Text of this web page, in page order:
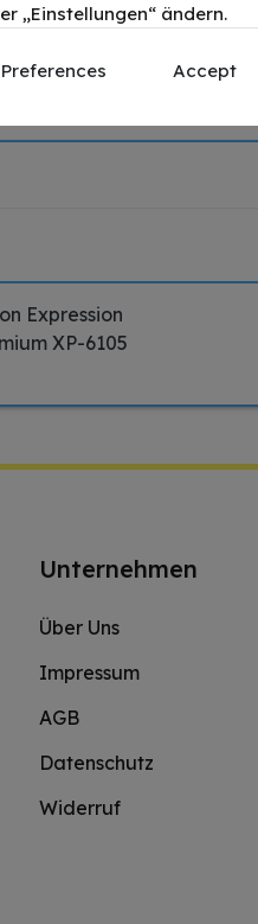
Druckleistung: 300 18,38
Druckleistung: 300 19,62
Expression
XP-6105
Unternehmen
Über Uns
Impressum
AGB
Datenschutz
Widerruf
„Einstellungen“ ändern.
Preferences Accept